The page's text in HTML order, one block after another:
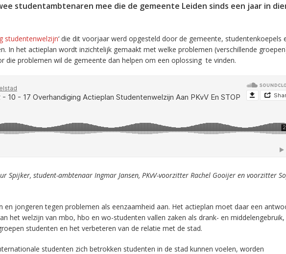
studentambtenaren mee die de gemeente Leiden sinds een jaar in
studentenwelzijn‘ die dit voorjaar werd opgesteld door de gemeente, studentenkoepels
In het actieplan wordt inzichtelijk gemaakt met welke problemen (verschillende
die problemen wil de gemeente dan helpen om een oplossing te vinden.
Spijker, student-ambtenaar Ingmar Jansen, PKvV-voorzitter Rachel Gooijer en voorzitter
jongeren tegen problemen als eenzaamheid aan. Het actieplan moet daar een
het welzijn van mbo, hbo en wo-studenten vallen zaken als drank- en middelengebruik,
studenten en het verbeteren van de relatie met de stad.
studenten zich betrokken studenten in de stad kunnen voelen, worden